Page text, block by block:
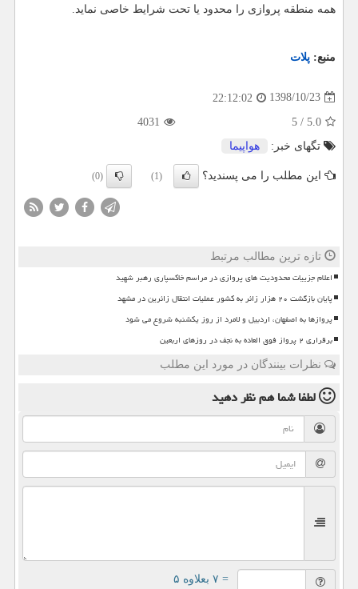
همه منطقه پروازی را محدود یا تحت شرایط خاصی نماید.
منبع: پلات
1398/10/23
22:12:02
5.0
/
5
4031
تگهای خبر:
هواپیما
این مطلب را می پسندید؟ (1)
(0)
تازه ترین مطالب مرتبط
اعلام جزییات محدودیت های پروازی در مراسم خاکسپاری رهبر شهید
پایان بازگشت ۲۰ هزار زائر به کشور عملیات انتقال زائرین در مشهد
پروازها به اصفهان، اردبیل و لامرد از روز یکشنبه شروع می شود
برقراری ۲ پرواز فوق العاده به نجف در روزهای اربعین
نظرات بینندگان در مورد این مطلب
لطفا شما همنظر دهید
= ۷ بعلاوه ۵